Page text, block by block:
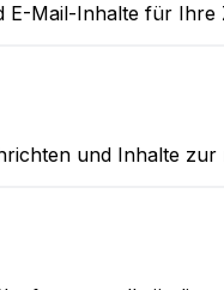
Mail-Inhalte für
und Inhalte zur